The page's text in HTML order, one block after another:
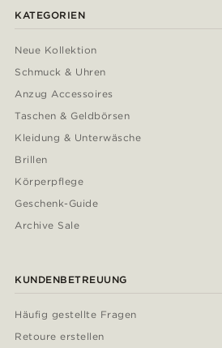
KATEGORIEN
Neue Kollektion
Schmuck & Uhren
Anzug Accessoires
Taschen & Geldbörsen
Kleidung & Unterwäsche
Brillen
Körperpflege
Geschenk-Guide
Archive Sale
KUNDENBETREUUNG
Häufig gestellte Fragen
Retoure erstellen